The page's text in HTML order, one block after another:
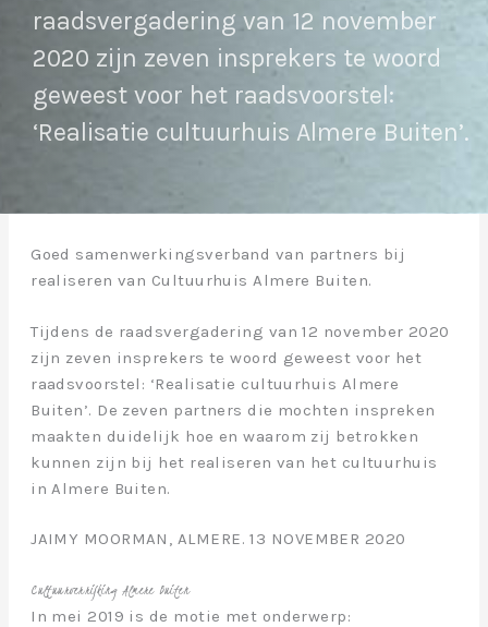
raadsvergadering van 12 november
2020 zijn zeven insprekers te woord
geweest voor het raadsvoorstel:
‘Realisatie cultuurhuis Almere Buiten’.
Goed samenwerkingsverband van partners bij
realiseren van Cultuurhuis Almere Buiten.
Tijdens de raadsvergadering van 12 november 2020
zijn zeven insprekers te woord geweest voor het
raadsvoorstel: ‘Realisatie cultuurhuis Almere
Buiten’. De zeven partners die mochten inspreken
maakten duidelijk hoe en waarom zij betrokken
kunnen zijn bij het realiseren van het cultuurhuis
in Almere Buiten.
JAIMY MOORMAN, ALMERE. 13 NOVEMBER 2020
Cultuurverrijking Almere Buiten
In mei 2019 is de motie met onderwerp: